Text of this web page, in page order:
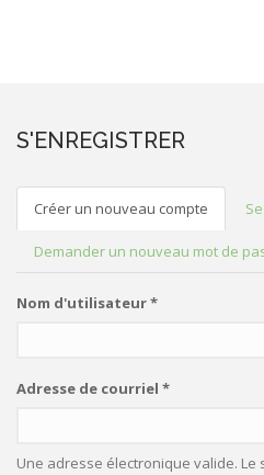
S'ENREGISTRER
ONGLETS
Créer un nouveau compte (onglet
Demander un nouveau mot de
Nom d'utilisateur*
Adresse de courriel *
Une adresse électronique valide.